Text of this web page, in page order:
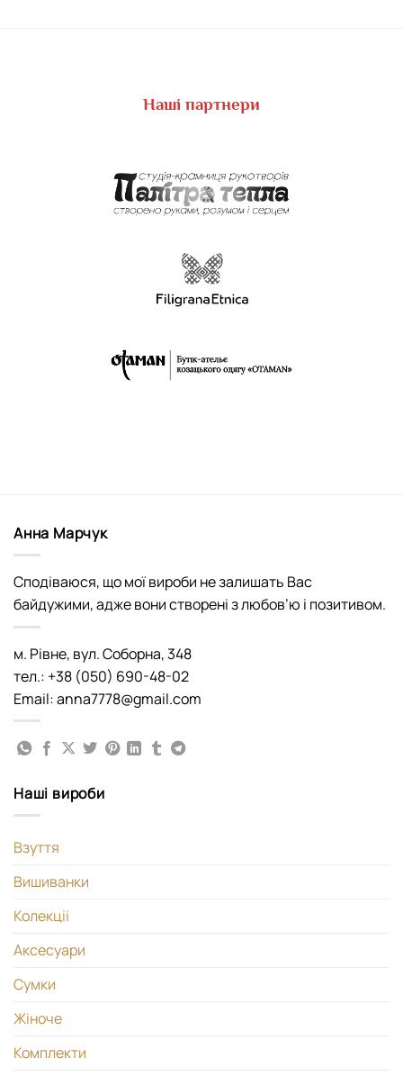
Наші партнери
Анна Марчук
Сподіваюся, що мої вироби не залишать Вас
байдужими, адже вони створені з любов’ю і позитивом.
м. Рівне, вул. Соборна, 348
тел.: +38 (050) 690-48-02
Email: anna7778@gmail.com
Наші вироби
Взуття
Вишиванки
Колекціі
Аксесуари
Сумки
Жіноче
Комплекти